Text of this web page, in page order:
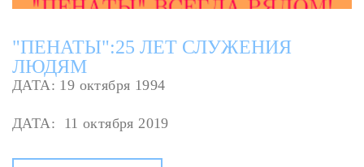
"ПЕНАТЫ":25 ЛЕТ СЛУЖЕНИЯ
ЛЮДЯМ
ДАТА: 19 октября 1994
ДАТА: 11 октября 2019